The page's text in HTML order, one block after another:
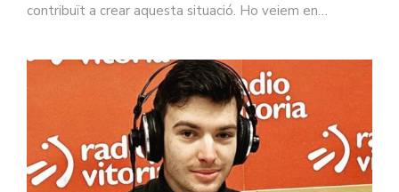
contribuït a crear aquesta situació. Ho veiem en…